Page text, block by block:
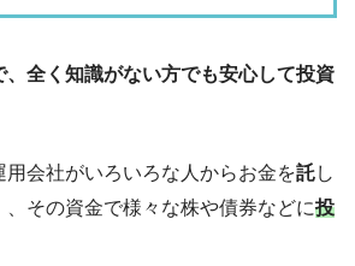
、全く知識がない方でも安心して投資
会社がいろいろな人からお金を託し
、その資金で様々な株や債券などに投